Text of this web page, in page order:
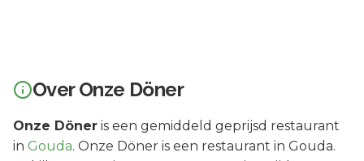
OverOnze Döner
Onze Döner is een gemiddeld geprijsd restaurant
in Gouda. Onze Döner is een restaurant in Gouda.